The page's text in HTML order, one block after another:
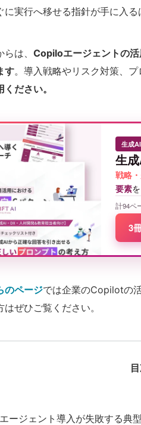
に実行へ移せる指針が手に入る
は、 Copiloエージェントの
す。導入戦略やリスク対策、
ださい。
生成
生
戦略
要素
計94ペ
3
のページでは企業のCopilotの
ぜひご覧ください。
ージェント導入が失敗する典